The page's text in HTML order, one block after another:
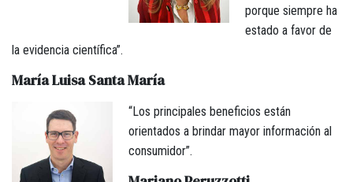
porque siempre ha
estado a favor de
la evidencia científica”.
María Luisa Santa María
“Los principales beneficios están
orientados a brindar mayor información al
consumidor”.